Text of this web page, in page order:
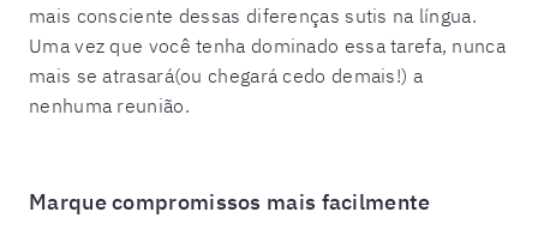
mais consciente dessas diferenças sutis na língua.
Uma vez que você tenha dominado essa tarefa, nunca
mais se atrasará(ou chegará cedo demais!) a
nenhuma reunião.
Marque compromissos mais facilmente